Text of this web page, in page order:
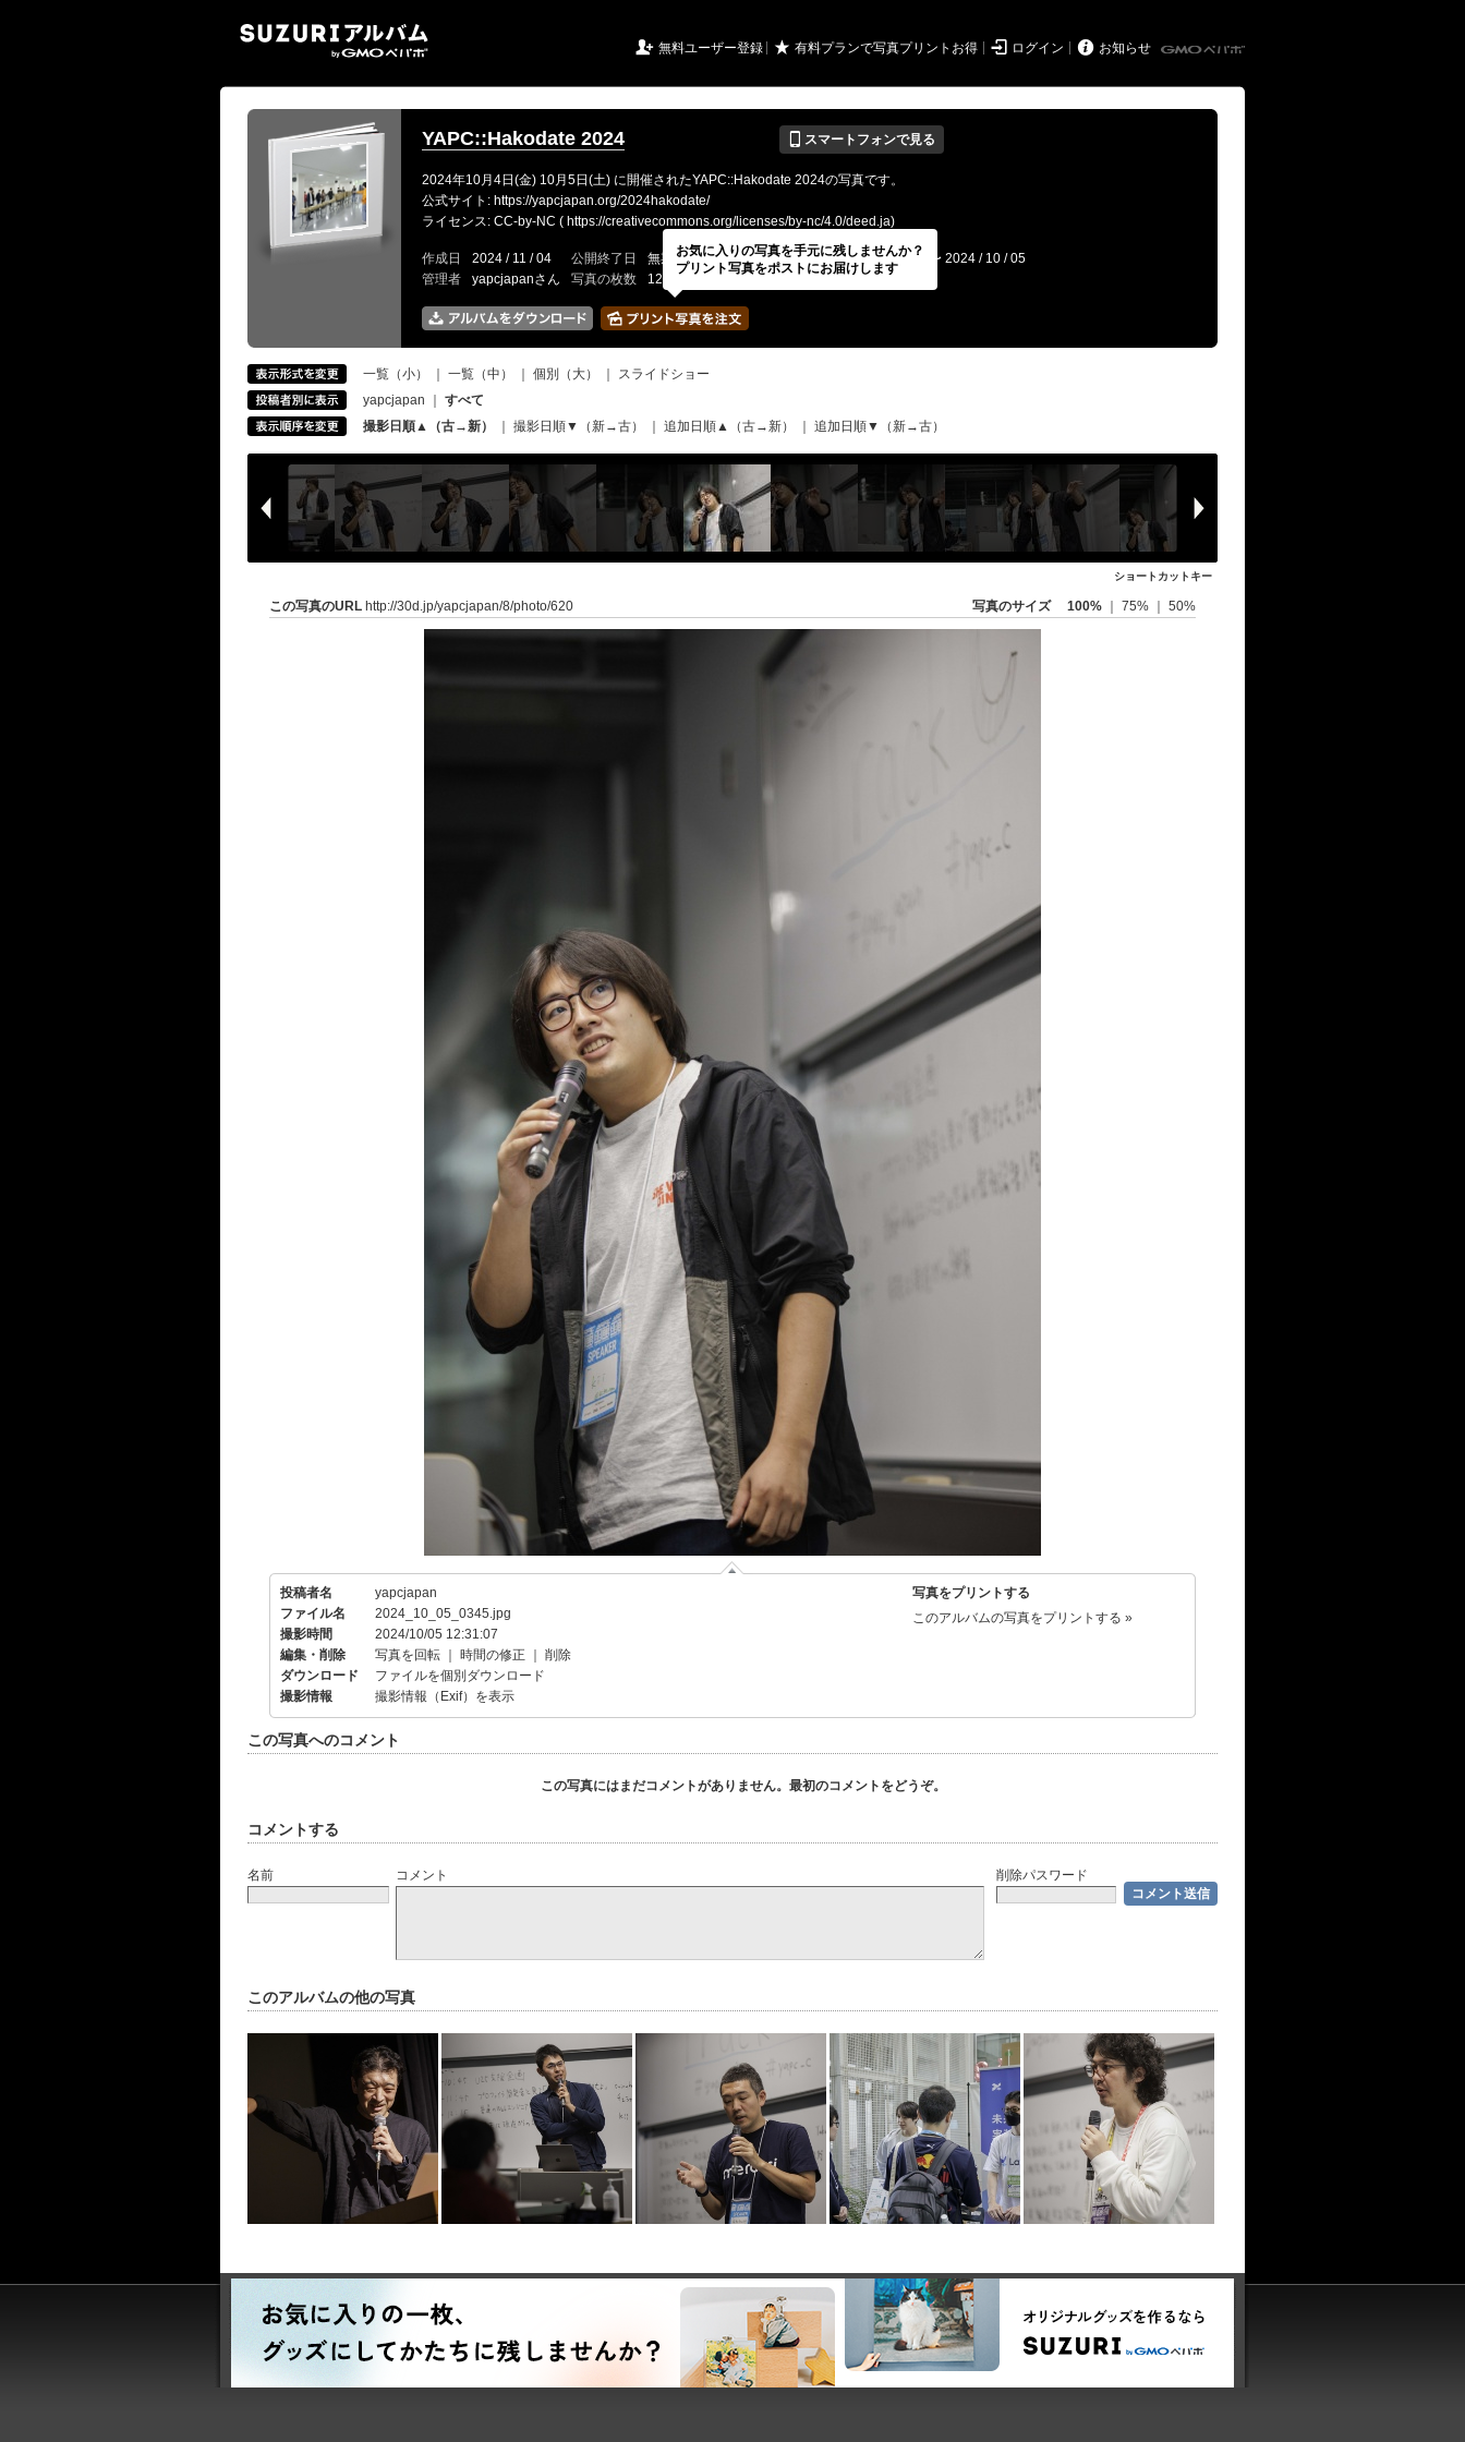
 無料ユーザー登録 ★ 有料プランで写真プリントお得  ログイン  お知らせ
YAPC::Hakodate 2024 📱 スマートフォンで見る
2024年10月4日(金) 10月5日(土) に開催されたYAPC::Hakodate 2024の写真です。
公式サイト: https://yapcjapan.org/2024hakodate/
ライセンス: CC-by-NC ( https://creativecommons.org/licenses/by-nc/4.0/deed.ja)
作成日 2024 / 11 / 04 公開終了日 無期限 イベントの期間
2024 / 10 / 04 〜 2024 / 10 / 05
管理者
yapcjapanさん 写真の枚数 1216 / 2000枚
一覧（小） 一覧（中） 個別（大）
スライドショー
yapcjapan
すべて
撮影日順▲（古→新）
撮影日順▼（新→古） 追加日順▲（古→新） 追加日順▼（新→古）
ショートカットキー
この写真のURL http://30d.jp/yapcjapan/8/photo/620 写真のサイズ 100% 75% 50%
投稿者名
yapcjapan
ファイル名
2024_10_05_0345.jpg
撮影時間
2024/10/05 12:31:07
編集・削除
写真を回転 時間の修正
削除
ダウンロード
ファイルを個別ダウンロード
撮影情報
撮影情報（Exif）を表示
写真をプリントする
このアルバムの写真をプリントする »
この写真へのコメント
この写真にはまだコメントがありません。最初のコメントをどうぞ。
コメントする
名前 コメント 削除パスワード
このアルバムの他の写真
お気に入りの写真を手元に残しませんか？
プリント写真をポストにお届けします